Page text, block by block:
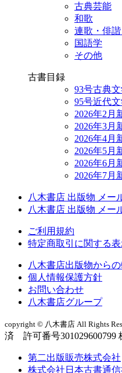
古典芸能
和歌
連歌・俳
国語学
その他
古書目録
93号古典
95号近代
2026年2月
2026年3月
2026年4月
2026年5月
2026年6月
2026年7月
八木書店 出版物 メー
八木書店 出版物 メー
ご利用規約
特定商取引に関する
八木書店出版物から
個人情報保護方針
お問い合わせ
八木書店グループ
copyright © 八木書店 All Rights
済 許可番号301029600799
第二出版販売株式会社
株式会社日本古書通信